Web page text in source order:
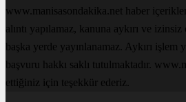
www.manisasondakika.net haber
alıntı yapılamaz, kanuna aykırı ve
başka yerde yayınlanamaz. Aykırı
başvuru hakkı saklı tutulmaktadır.
ettiğiniz için teşekkür ederiz.